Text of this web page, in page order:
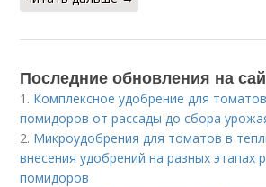
Последние обновления на
1. Комплексное удобрение для
помидоров от рассады до сбора
2. Микроудобрения для томатов в
внесения удобрений на разных этапах
помидоров